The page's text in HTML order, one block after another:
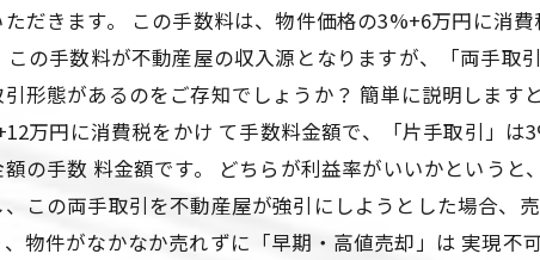
ただきます。 この手数料は、物件価格の3%+6万円に消
この手数料が不動産屋の収入源となりますが、「両手取
引形態があるのをご存知でしょうか？ 簡単に説明します
万円に消費税をかけ て手数料金額で、「片手取引」は
額の手数 料金額です。 どちらが利益率がいいかというと
、この両手取引を不動産屋が強引にしようとした場合、
、物件がなかなか売れずに「早期・高値売却」は 実現不